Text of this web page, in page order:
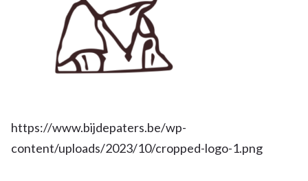
https://www.bijdepaters.be/wp-
content/uploads/2023/10/cropped-logo-1.png